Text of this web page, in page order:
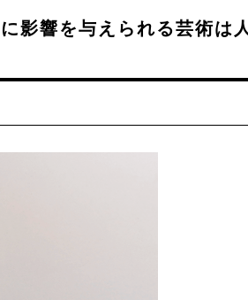
影響を与えられる芸術は